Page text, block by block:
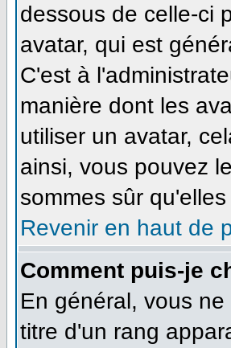
dessous de celle-ci
avatar, qui est
C'est à
manière dont les
utiliser un avatar,
ainsi, vous pouvez
sommes sûr
Revenir en haut de
Comment puis-je
En général, vous
titre d'un rang